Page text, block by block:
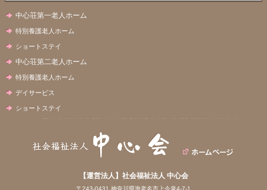
中心荘第一老人ホーム
特別養護老人ホーム
ショートステイ
中心荘第二老人ホーム
特別養護老人ホーム
デイサービス
ショートステイ
【運営法人】社会福祉法人 中心会
〒243-0431 神奈川県海老名市上今泉4-7-1